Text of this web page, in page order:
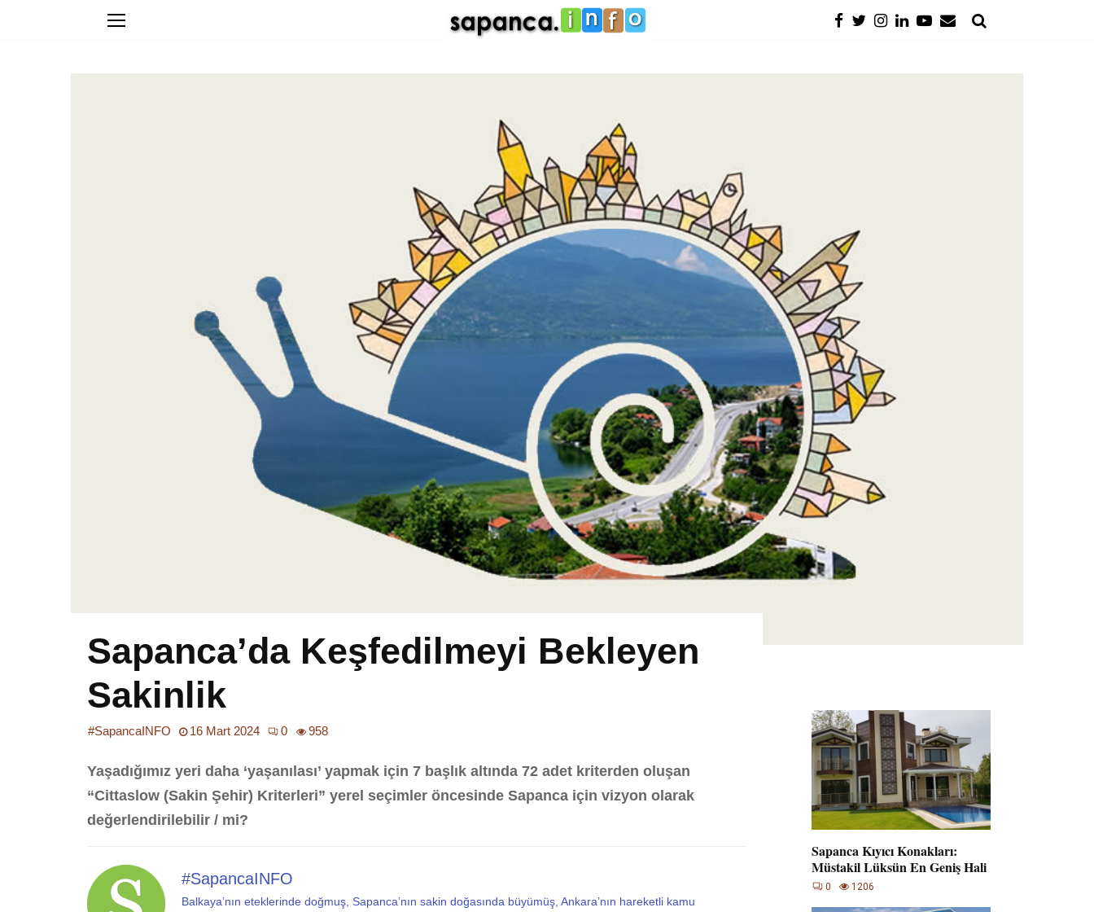
Sapanca’da Keşfedilmeyi Bekleyen
Sakinlik
#SapancaINFO 16 Mart 2024 0 958
Yaşadığımız yeri daha ‘yaşanılası’ yapmak için 7 başlık altında 72 adet kriterden oluşan
“Cittaslow (Sakin Şehir) Kriterleri” yerel seçimler öncesinde Sapanca için vizyon olarak
değerlendirilebilir / mi?
#SapancaINFO
Balkaya’nın eteklerinde doğmuş, Sapanca’nın sakin doğasında büyümüş, Ankara’nın hareketli kamu
Sapanca Kıyıcı Konakları:
Müstakil Lüksün En Geniş Hali
0 1206